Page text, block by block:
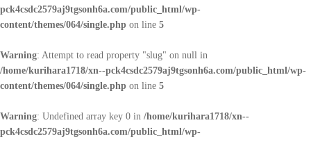
pck4csdc2579aj9tgsonh6a.com/public_html/wp-
content/themes/064/single.php on line 5
Warning: Attempt to read property "slug" on null in
/home/kurihara1718/xn--pck4csdc2579aj9tgsonh6a.com/public_html/wp-
content/themes/064/single.php on line 5
Warning: Undefined array key 0 in /home/kurihara1718/xn--
pck4csdc2579aj9tgsonh6a.com/public_html/wp-